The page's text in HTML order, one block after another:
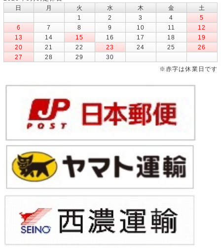
日
月 火 水 木 金
土
1
2 3 4
5
6
7 8 9 10 11
12
13
14 15 16 17 18
19
20
21 22 23 24 25
26
27
28 29
30
※赤字は休業日です